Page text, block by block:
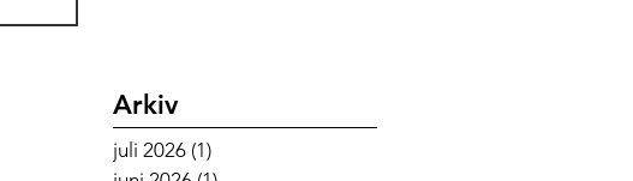
Arkiv
juli 2026 (1)